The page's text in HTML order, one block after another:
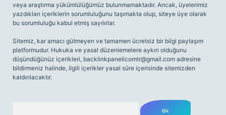
veya araştırma yükümlülüğümüz bulunmamaktadır. Ancak, üyelerimiz
yazdıkları içeriklerin sorumluluğunu taşımakta olup, siteye üye olarak
bu sorumluluğu kabul etmiş sayılırlar.
Sitemiz, kar amacı gütmeyen ve tamamen ücretsiz bir bilgi paylaşım
platformudur. Hukuka ve yasal düzenlemelere aykırı olduğunu
düşündüğünüz içerikleri, backlinkpanelicomtr@gmail.com adresine
bildirmeniz halinde, ilgili içerikler yasal süre içerisinde sitemizden
kaldırılacaktır.